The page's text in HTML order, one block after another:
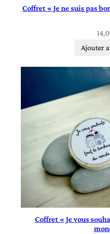
Coffret « Je ne suis pas
Ajouter
Coffret « Je vous